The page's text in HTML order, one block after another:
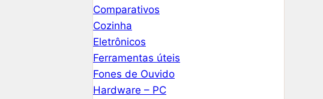
Comparativos
Cozinha
Eletrônicos
Ferramentas úteis
Fones de Ouvido
Hardware – PC